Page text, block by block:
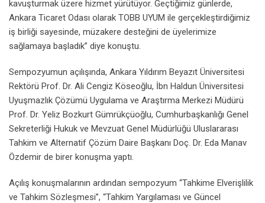
kavuşturmak üzere hizmet yürütüyor. Geçtiğimiz günlerde,
Ankara Ticaret Odası olarak TOBB UYUM ile gerçekleştirdiğimiz
iş birliği sayesinde, müzakere desteğini de üyelerimize
sağlamaya başladık” diye konuştu.
Sempozyumun açılışında, Ankara Yıldırım Beyazıt Üniversitesi
Rektörü Prof. Dr. Ali Cengiz Köseoğlu, İbn Haldun Üniversitesi
Uyuşmazlık Çözümü Uygulama ve Araştırma Merkezi Müdürü
Prof. Dr. Yeliz Bozkurt Gümrükçüoğlu, Cumhurbaşkanlığı Genel
Sekreterliği Hukuk ve Mevzuat Genel Müdürlüğü Uluslararası
Tahkim ve Alternatif Çözüm Daire Başkanı Doç. Dr. Eda Manav
Özdemir de birer konuşma yaptı.
Açılış konuşmalarının ardından sempozyum “Tahkime Elverişlilik
ve Tahkim Sözleşmesi”, “Tahkim Yargılaması ve Güncel